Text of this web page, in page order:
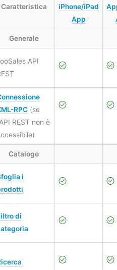
Caratteristica
iPhone/iPad
App
Generale
API
RPC(se
REST non è
Catalogo
i
di